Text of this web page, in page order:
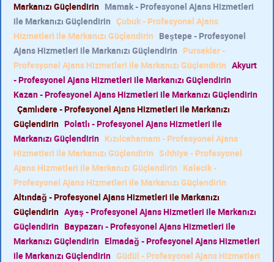
Markanızı Güçlendirin Mamak - Profesyonel Ajans Hizmetleri
ile Markanızı Güçlendirin Çubuk - Profesyonel Ajans
Hizmetleri ile Markanızı Güçlendirin Beştepe - Profesyonel
Ajans Hizmetleri ile Markanızı Güçlendirin Pursaklar -
Profesyonel Ajans Hizmetleri ile Markanızı Güçlendirin Akyurt
- Profesyonel Ajans Hizmetleri ile Markanızı Güçlendirin
Kazan - Profesyonel Ajans Hizmetleri ile Markanızı Güçlendirin
Çamlıdere - Profesyonel Ajans Hizmetleri ile Markanızı
Güçlendirin Polatlı - Profesyonel Ajans Hizmetleri ile
Markanızı Güçlendirin Kızılcahamam - Profesyonel Ajans
Hizmetleri ile Markanızı Güçlendirin Sıhhiye - Profesyonel
Ajans Hizmetleri ile Markanızı Güçlendirin Kalecik -
Profesyonel Ajans Hizmetleri ile Markanızı Güçlendirin
Altındağ - Profesyonel Ajans Hizmetleri ile Markanızı
Güçlendirin Ayaş - Profesyonel Ajans Hizmetleri ile Markanızı
Güçlendirin Baypazarı - Profesyonel Ajans Hizmetleri ile
Markanızı Güçlendirin Elmadağ - Profesyonel Ajans Hizmetleri
ile Markanızı Güçlendirin Güdül - Profesyonel Ajans Hizmetleri